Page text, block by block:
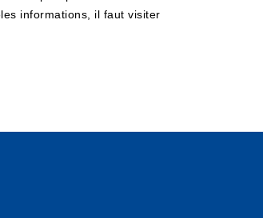
informations, il faut visiter